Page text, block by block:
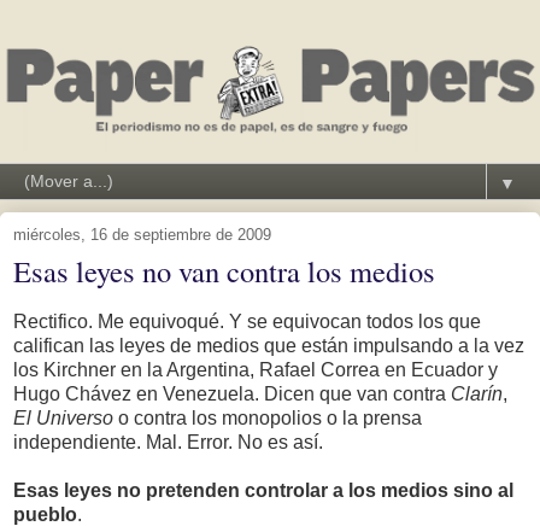
▼
miércoles, 16 de septiembre de 2009
Esas leyes no van contra los medios
Rectifico. Me equivoqué. Y se equivocan todos los que
califican las leyes de medios que están impulsando a la vez
los Kirchner en la Argentina, Rafael Correa en Ecuador y
Hugo Chávez en Venezuela. Dicen que van contra Clarín,
El Universo o contra los monopolios o la prensa
independiente. Mal. Error. No es así.
Esas leyes no pretenden controlar a los medios sino al
pueblo.